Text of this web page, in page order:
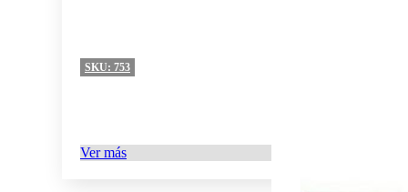
SKU: 753
Ver más